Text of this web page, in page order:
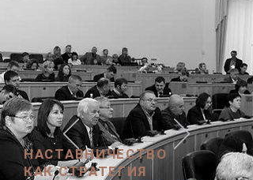
НАСТАВНИЧЕСТВО
КАК СТРАТЕГИЯ